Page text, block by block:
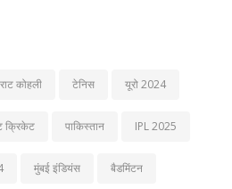
कोहली टेनिस यूरो 2024
क्रिकेट पाकिस्तान IPL 2025
मुंबई इंडियंस बैडमिंटन